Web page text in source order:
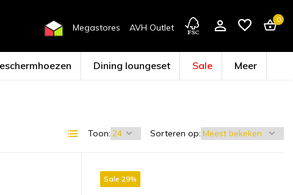
Megastores AVH Outlet
Account aanmaken
0
Dining loungeset Sale Meer
Toon: Sorteren op:
Sale 29%